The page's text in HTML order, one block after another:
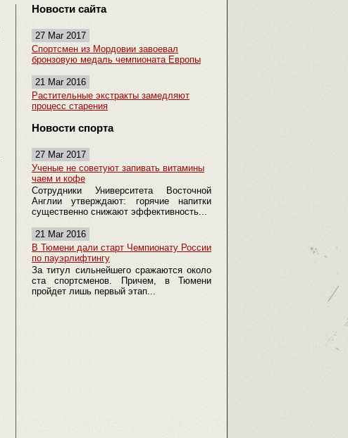
Новости сайта
27 Mar 2017
Спортсмен из Мордовии завоевал
бронзовую медаль чемпионата Европы
21 Mar 2016
Растительные экстракты замедляют
процесс старения
Новости спорта
27 Mar 2017
Ученые не советуют запивать витамины
чаем и кофе
Сотрудники Университета Восточной
Англии утверждают: горячие напитки
существенно снижают эффективность...
21 Mar 2016
В Тюмени дали старт Чемпионату России
по пауэрлифтингу
За титул сильнейшего сражаются около
ста спортсменов. Причем, в Тюмени
пройдет лишь первый этап...